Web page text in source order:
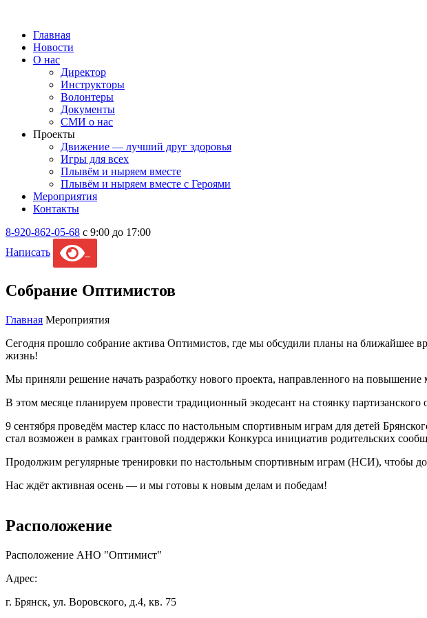
Главная
Новости
О нас
Директор
Инструкторы
Волонтеры
Документы
СМИ о нас
Проекты
Движение — лучший друг здоровья
Игры для всех
Плывём и ныряем вместе
Плывём и ныряем вместе c Героями
Мероприятия
Контакты
8-920-862-05-68 с 9:00 до 17:00
Написать
Собрание Оптимистов
Главная Мероприятия
Сегодня прошло собрание актива Оптимистов, где мы обсудили планы на ближайшее
жизнь!
Мы приняли решение начать разработку нового проекта, направленного на
В этом месяце планируем провести традиционный экодесант на стоянку
9 сентября проведём мастер класс по настольным спортивным играм для детей
стал возможен в рамках грантовой поддержки Конкурса инициатив родительских
Продолжим регулярные тренировки по настольным спортивным играм (НСИ), чтобы
Нас ждёт активная осень — и мы готовы к новым делам и победам!
Расположение
Расположение АНО "Оптимист"
Адрес:
г. Брянск, ул. Воровского, д.4, кв. 75